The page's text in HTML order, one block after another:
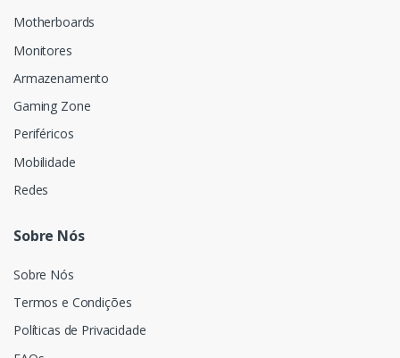
Motherboards
Monitores
Armazenamento
Gaming Zone
Periféricos
Mobilidade
Redes
Sobre Nós
Sobre Nós
Termos e Condições
Políticas de Privacidade